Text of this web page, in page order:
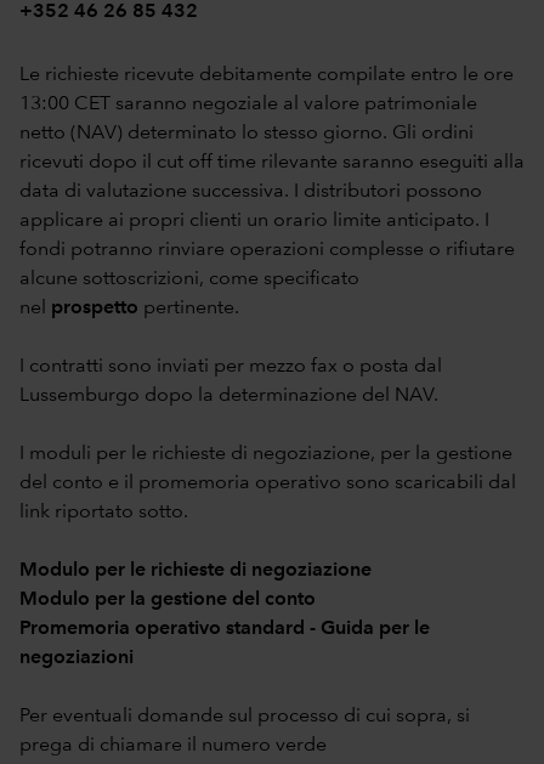
+352 46 26 85 432
Le richieste ricevute debitamente compilate entro le ore
13:00 CET saranno negoziale al valore patrimoniale
netto (NAV) determinato lo stesso giorno. Gli ordini
ricevuti dopo il cut off time rilevante saranno eseguiti alla
data di valutazione successiva. I distributori possono
applicare ai propri clienti un orario limite anticipato. I
fondi potranno rinviare operazioni complesse o rifiutare
alcune sottoscrizioni, come specificato
nel prospetto pertinente.
I contratti sono inviati per mezzo fax o posta dal
Lussemburgo dopo la determinazione del NAV.
I moduli per le richieste di negoziazione, per la gestione
del conto e il promemoria operativo sono scaricabili dal
link riportato sotto.
Modulo per le richieste di negoziazione
Modulo per la gestione del conto
Promemoria operativo standard - Guida per le
negoziazioni
Per eventuali domande sul processo di cui sopra, si
prega di chiamare il numero verde